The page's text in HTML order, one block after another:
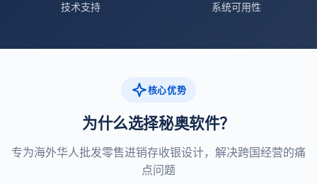
技术支持 系统可用性
核心优势
为什么选择秘奥软件？
专为海外华人批发零售进销存收银设计，解决跨国经营的痛
点问题